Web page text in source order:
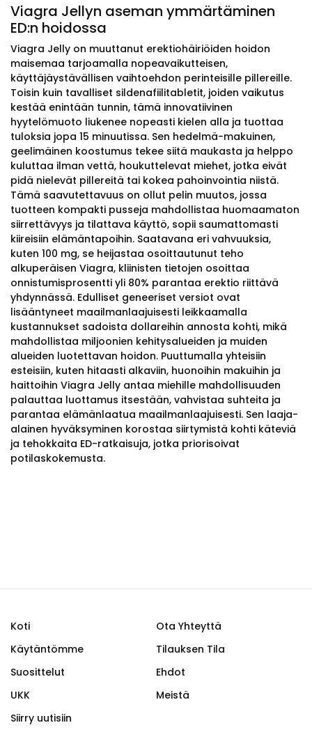
Viagra Jellyn aseman ymmärtäminen
ED:n hoidossa
Viagra Jelly on muuttanut erektiohäiriöiden hoidon
maisemaa tarjoamalla nopeavaikutteisen,
käyttäjäystävällisen vaihtoehdon perinteisille pillereille.
Toisin kuin tavalliset sildenafiilitabletit, joiden vaikutus
kestää enintään tunnin, tämä innovatiivinen
hyytelömuoto liukenee nopeasti kielen alla ja tuottaa
tuloksia jopa 15 minuutissa. Sen hedelmä-makuinen,
geelimäinen koostumus tekee siitä maukasta ja helppo
kuluttaa ilman vettä, houkuttelevat miehet, jotka eivät
pidä nielevät pillereitä tai kokea pahoinvointia niistä.
Tämä saavutettavuus on ollut pelin muutos, jossa
tuotteen kompakti pusseja mahdollistaa huomaamaton
siirrettävyys ja tilattava käyttö, sopii saumattomasti
kiireisiin elämäntapoihin. Saatavana eri vahvuuksia,
kuten 100 mg, se heijastaa osoittautunut teho
alkuperäisen Viagra, kliinisten tietojen osoittaa
onnistumisprosentti yli 80% parantaa erektio riittävä
yhdynnässä. Edulliset geneeriset versiot ovat
lisääntyneet maailmanlaajuisesti leikkaamalla
kustannukset sadoista dollareihin annosta kohti, mikä
mahdollistaa miljoonien kehitysalueiden ja muiden
alueiden luotettavan hoidon. Puuttumalla yhteisiin
esteisiin, kuten hitaasti alkaviin, huonoihin makuihin ja
haittoihin Viagra Jelly antaa miehille mahdollisuuden
palauttaa luottamus itsestään, vahvistaa suhteita ja
parantaa elämänlaatua maailmanlaajuisesti. Sen laaja-
alainen hyväksyminen korostaa siirtymistä kohti käteviä
ja tehokkaita ED-ratkaisuja, jotka priorisoivat
potilaskokemusta.
Koti
Ota Yhteyttä
Käytäntömme
Tilauksen Tila
Suosittelut
Ehdot
UKK
Meistä
Siirry uutisiin